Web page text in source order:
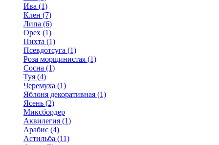
Ива (1)
Клен (7)
Липа (6)
Орех (1)
Пихта (1)
Псевдотсуга (1)
Роза морщинистая (1)
Сосна (1)
Туя (4)
Черемуха (1)
Яблоня декоративная (1)
Ясень (2)
Миксбордер
Аквилегия (1)
Арабис (4)
Астильба (11)